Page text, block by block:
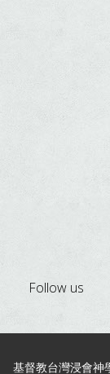
Follow us
基督教台灣浸會